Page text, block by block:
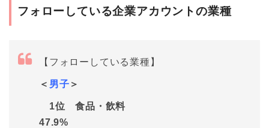
フォローしている企業アカウントの業種
【フォローしている業種】
＜ 男子 ＞
1位 食品・飲料
47.9%